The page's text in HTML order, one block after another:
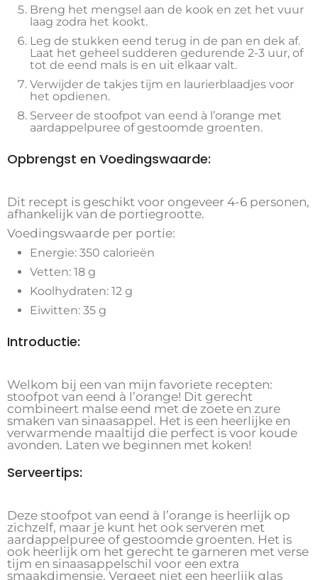
Breng het mengsel aan de kook en zet het vuur
laag zodra het kookt.
Leg de stukken eend terug in de pan en dek af.
Laat het geheel sudderen gedurende 2-3 uur, of
tot de eend mals is en uit elkaar valt.
Verwijder de takjes tijm en laurierblaadjes voor
het opdienen.
Serveer de stoofpot van eend à l’orange met
aardappelpuree of gestoomde groenten.
Opbrengst en Voedingswaarde:
Dit recept is geschikt voor ongeveer 4-6 personen,
afhankelijk van de portiegrootte.
Voedingswaarde per portie:
Energie: 350 calorieën
Vetten: 18 g
Koolhydraten: 12 g
Eiwitten: 35 g
Introductie:
Welkom bij een van mijn favoriete recepten:
stoofpot van eend à l’orange! Dit gerecht
combineert malse eend met de zoete en zure
smaken van sinaasappel. Het is een heerlijke en
verwarmende maaltijd die perfect is voor koude
avonden. Laten we beginnen met koken!
Serveertips:
Deze stoofpot van eend à l’orange is heerlijk op
zichzelf, maar je kunt het ook serveren met
aardappelpuree of gestoomde groenten. Het is
ook heerlijk om het gerecht te garneren met verse
tijm en sinaasappelschil voor een extra
smaakdimensie. Vergeet niet een heerlijk glas